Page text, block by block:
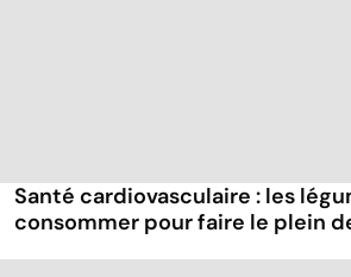
Santé cardiovasculaire : les
consommer pour faire le plein